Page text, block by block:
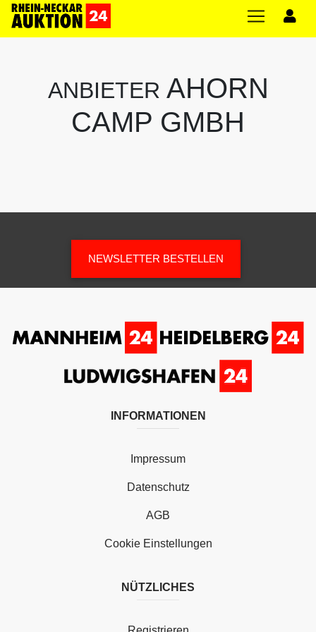
ANBIETER AHORN
CAMP GMBH
NEWSLETTER BESTELLEN
INFORMATIONEN
Impressum
Datenschutz
AGB
Cookie Einstellungen
NÜTZLICHES